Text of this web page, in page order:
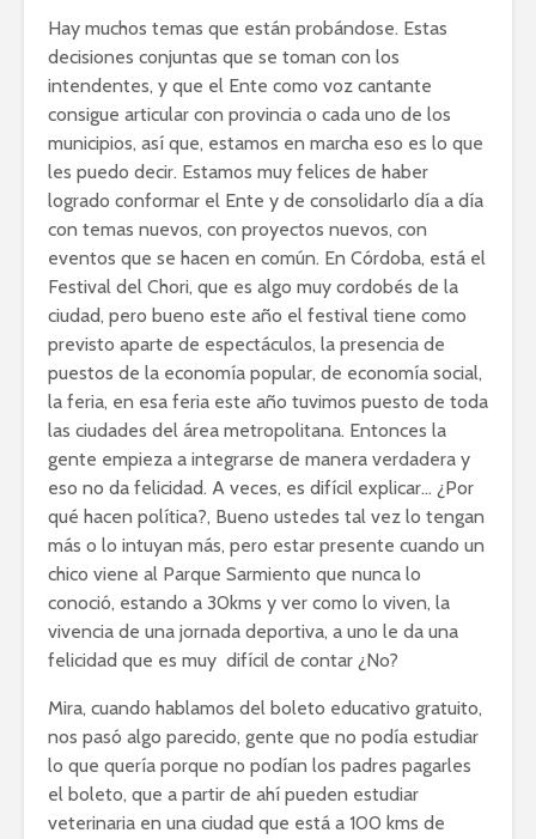
Hay muchos temas que están probándose. Estas
decisiones conjuntas que se toman con los
intendentes, y que el Ente como voz cantante
consigue articular con provincia o cada uno de los
municipios, así que, estamos en marcha eso es lo que
les puedo decir. Estamos muy felices de haber
logrado conformar el Ente y de consolidarlo día a día
con temas nuevos, con proyectos nuevos, con
eventos que se hacen en común. En Córdoba, está el
Festival del Chori, que es algo muy cordobés de la
ciudad, pero bueno este año el festival tiene como
previsto aparte de espectáculos, la presencia de
puestos de la economía popular, de economía social,
la feria, en esa feria este año tuvimos puesto de toda
las ciudades del área metropolitana. Entonces la
gente empieza a integrarse de manera verdadera y
eso no da felicidad. A veces, es difícil explicar… ¿Por
qué hacen política?, Bueno ustedes tal vez lo tengan
más o lo intuyan más, pero estar presente cuando un
chico viene al Parque Sarmiento que nunca lo
conoció, estando a 30kms y ver como lo viven, la
vivencia de una jornada deportiva, a uno le da una
felicidad que es muy difícil de contar ¿No?
Mira, cuando hablamos del boleto educativo gratuito,
nos pasó algo parecido, gente que no podía estudiar
lo que quería porque no podían los padres pagarles
el boleto, que a partir de ahí pueden estudiar
veterinaria en una ciudad que está a 100 kms de